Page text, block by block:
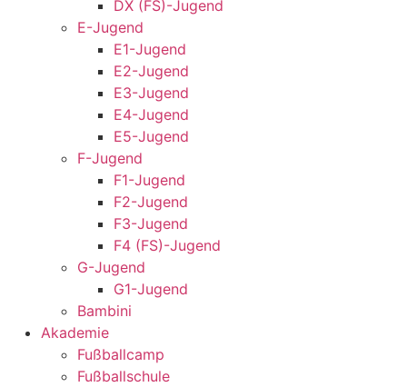
DX (FS)-Jugend
E-Jugend
E1-Jugend
E2-Jugend
E3-Jugend
E4-Jugend
E5-Jugend
F-Jugend
F1-Jugend
F2-Jugend
F3-Jugend
F4 (FS)-Jugend
G-Jugend
G1-Jugend
Bambini
Akademie
Fußballcamp
Fußballschule